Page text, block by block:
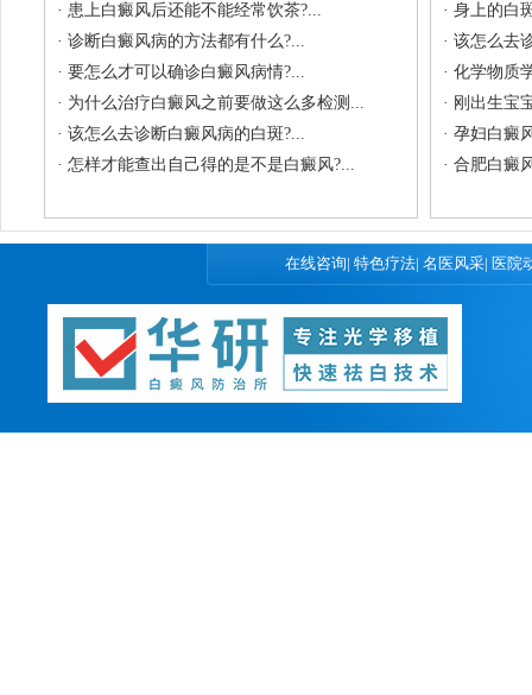
· 患上白癜风后还能不能经常饮茶?...
· 诊断白癜风病的方法都有什么?...
· 要怎么才可以确诊白癜风病情?...
· 为什么治疗白癜风之前要做这么多检测...
· 该怎么去诊断白癜风病的白斑?...
· 怎样才能查出自己得的是不是白癜风?...
· 身上的白
· 该怎么去
· 化学物质
· 刚出生宝
· 孕妇白癜
· 合肥白癜
在线咨询| 特色疗法| 名医风采| 医院